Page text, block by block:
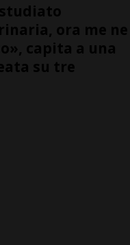
ora me ne
capita a una
su tre